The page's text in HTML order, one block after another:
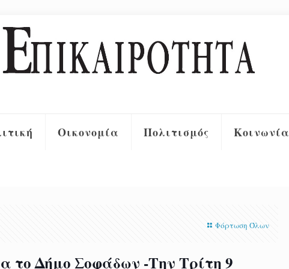
Οικονομία Πολιτισμός Κοινωνία
Φόρτωση Όλων
το Δήμο Σοφάδων -Την Τρίτη 9